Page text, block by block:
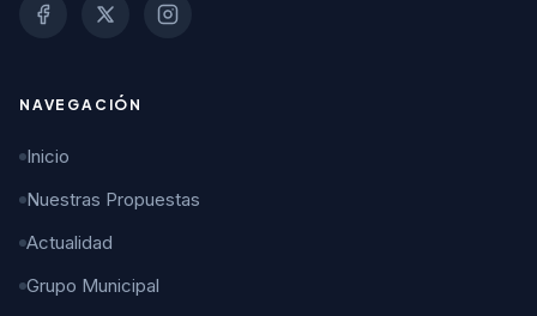
NAVEGACIÓN
Inicio
Nuestras Propuestas
Actualidad
Grupo Municipal